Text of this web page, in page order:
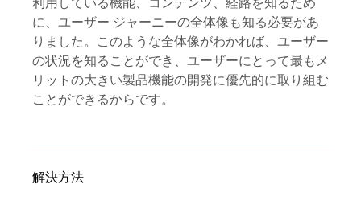
に、ユーザー ジャーニーの全体像も知る必要があ
りました。このような全体像がわかれば、ユーザー
の状況を知ることができ、ユーザーにとって最もメ
リットの大きい製品機能の開発に優先的に取り組む
ことができるからです。
解決方法